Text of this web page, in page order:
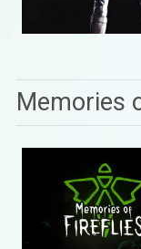
Memories